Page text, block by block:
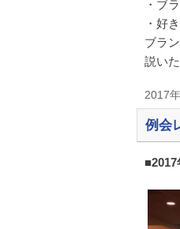
・ブ
・好
ブラ
説い
2017
例会
■2017